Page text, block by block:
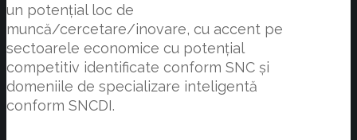
un potențial loc de
muncă/cercetare/inovare, cu accent pe
sectoarele economice cu potențial
competitiv identificate conform SNC și
domeniile de specializare inteligentă
conform SNCDI.